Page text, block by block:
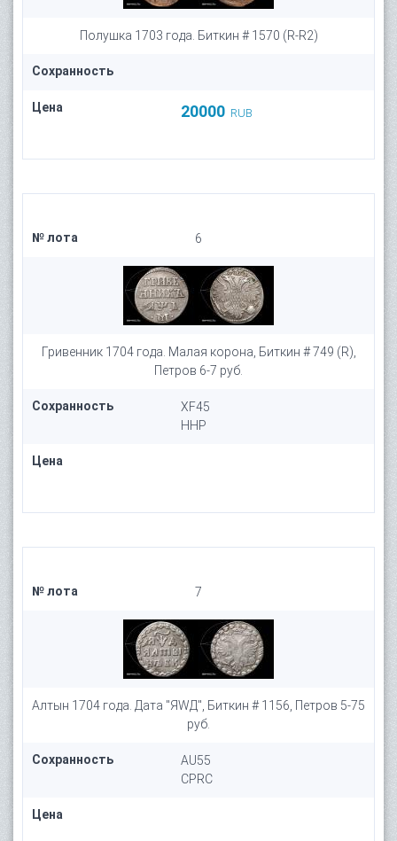
Полушка 1703 года. Биткин # 1570 (R-R2)
Сохранность
Цена 20000 RUB
№ лота 6
Гривенник 1704 года. Малая корона, Биткин # 749 (R),
Петров 6-7 руб.
Сохранность
XF45
HHP
Цена
№ лота 7
Алтын 1704 года. Дата "ЯWД", Биткин # 1156, Петров 5-75
руб.
Сохранность
AU55
CPRC
Цена